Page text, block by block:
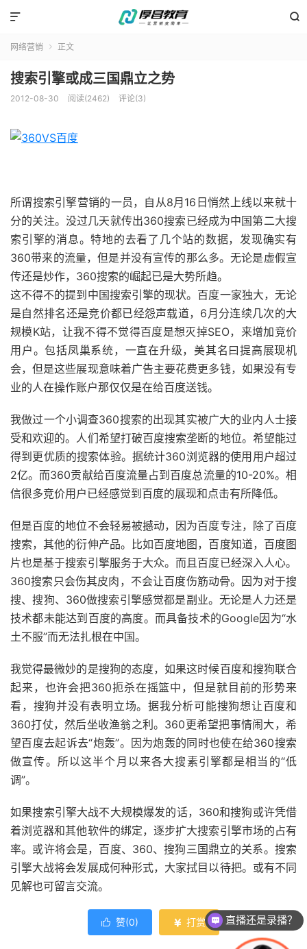


网络营销  正文
搜索引擎或成三国鼎立之势
2012-08-30 阅读(2462) 评论(3)
所谓搜索引擎营销的一员，自从8月16日悄然上线以来就十
分的关注。没过几天就传出360搜索已经成为中国第二大搜
索引擎的消息。特地的去看了几个站的数据，发现确实有
360带来的流量，但是并没有宣传的那么多。无论是虚假宣
传还是炒作，360搜索的崛起已是大势所趋。
这不得不的提到中国搜索引擎的现状。百度一家独大，无论
是自然排名还是竞价都已经怨声载道，6月分连续几次的大
规模K站，让我不得不觉得百度是想灭掉SEO，来增加竞价
用户。包括凤巢系统，一直在升级，美其名曰提高展现机
会，但是这些展现意味着广告主要花费更多钱，如果没有专
业的人在操作账户那仅仅是在给百度送钱。
我做过一个小调查360搜索的出现其实被广大的业内人士接
受和欢迎的。人们希望打破百度搜索垄断的地位。希望能过
得到更优质的搜索体验。据统计360浏览器的使用用户超过
2亿。而360贡献给百度流量占到百度总流量的10-20%。相
信很多竞价用户已经感觉到百度的展现和点击有所降低。
但是百度的地位不会轻易被撼动，因为百度专注，除了百度
搜索，其他的衍伸产品。比如百度地图，百度知道，百度图
片也是基于搜索引擎服务于大众。而且百度已经深入人心。
360搜索只会伤其皮肉，不会让百度伤筋动骨。因为对于搜
搜、搜狗、360做搜索引擎感觉都是副业。无论是人力还是
技术都未能达到百度的高度。而具备技术的Google因为“水
土不服”而无法扎根在中国。
我觉得最微妙的是搜狗的态度，如果这时候百度和搜狗联合
起来，也许会把360扼杀在摇篮中，但是就目前的形势来
看，搜狗并没有表明立场。据我分析可能搜狗想让百度和
360打仗，然后坐收渔翁之利。360更希望把事情闹大，希
望百度去起诉去“炮轰”。因为炮轰的同时也使在给360搜索
做宣传。所以这半个月以来各大搜素引擎都是相当的“低
调”。
如果搜索引擎大战不大规模爆发的话，360和搜狗或许凭借
着浏览器和其他软件的绑定，逐步扩大搜索引擎市场的占有
率。或许将会是，百度、360、搜狗三国鼎立的关系。搜索
引擎大战将会发展成何种形式，大家拭目以待把。或有不同
见解也可留言交流。
 赞(0)  打赏 直播还是录播？